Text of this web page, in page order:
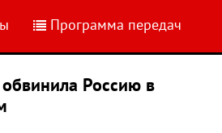
Программа передач
Россию в